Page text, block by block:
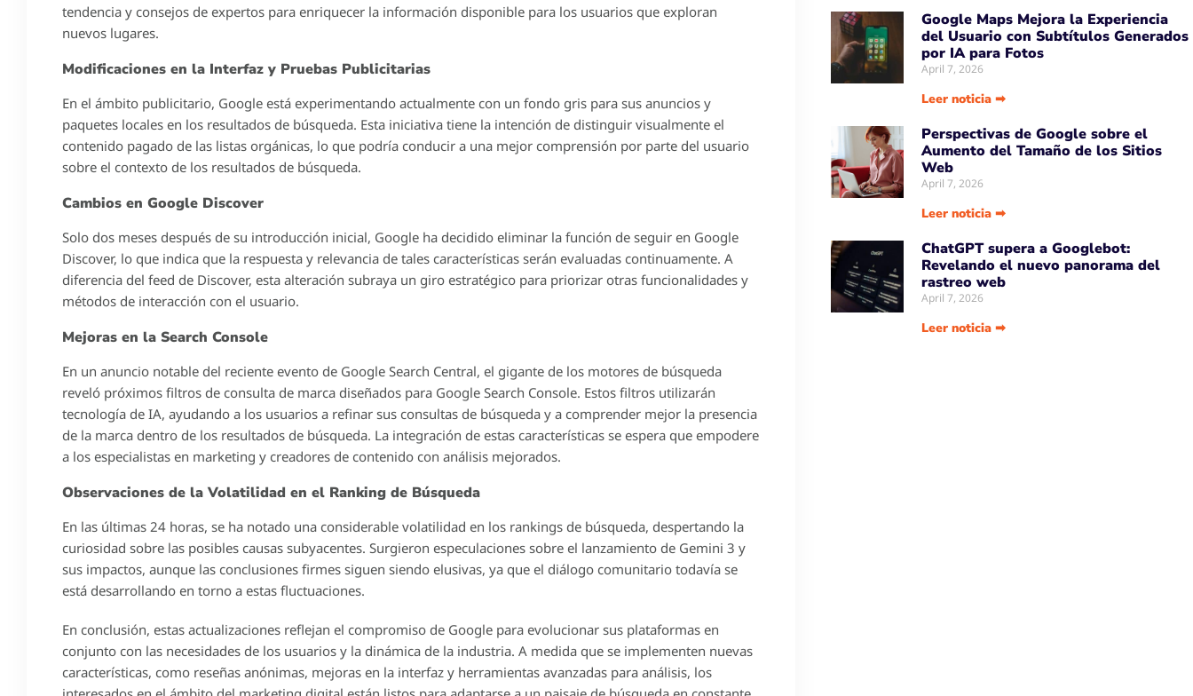
tendencia y consejos de expertos para enriquecer la información disponible para los usuarios que exploran
nuevos lugares.
Modificaciones en la Interfaz y Pruebas Publicitarias
En el ámbito publicitario, Google está experimentando actualmente con un fondo gris para sus anuncios y
paquetes locales en los resultados de búsqueda. Esta iniciativa tiene la intención de distinguir visualmente el
contenido pagado de las listas orgánicas, lo que podría conducir a una mejor comprensión por parte del usuario
sobre el contexto de los resultados de búsqueda.
Cambios en Google Discover
Solo dos meses después de su introducción inicial, Google ha decidido eliminar la función de seguir en Google
Discover, lo que indica que la respuesta y relevancia de tales características serán evaluadas continuamente. A
diferencia del feed de Discover, esta alteración subraya un giro estratégico para priorizar otras funcionalidades y
métodos de interacción con el usuario.
Mejoras en la Search Console
En un anuncio notable del reciente evento de Google Search Central, el gigante de los motores de búsqueda
reveló próximos filtros de consulta de marca diseñados para Google Search Console. Estos filtros utilizarán
tecnología de IA, ayudando a los usuarios a refinar sus consultas de búsqueda y a comprender mejor la presencia
de la marca dentro de los resultados de búsqueda. La integración de estas características se espera que empodere
a los especialistas en marketing y creadores de contenido con análisis mejorados.
Observaciones de la Volatilidad en el Ranking de Búsqueda
En las últimas 24 horas, se ha notado una considerable volatilidad en los rankings de búsqueda, despertando la
curiosidad sobre las posibles causas subyacentes. Surgieron especulaciones sobre el lanzamiento de Gemini 3 y
sus impactos, aunque las conclusiones firmes siguen siendo elusivas, ya que el diálogo comunitario todavía se
está desarrollando en torno a estas fluctuaciones.
En conclusión, estas actualizaciones reflejan el compromiso de Google para evolucionar sus plataformas en
conjunto con las necesidades de los usuarios y la dinámica de la industria. A medida que se implementen nuevas
características, como reseñas anónimas, mejoras en la interfaz y herramientas avanzadas para análisis, los
Google Maps Mejora la Experiencia
del Usuario con Subtítulos Generados
por IA para Fotos
April 7, 2026
Leer noticia ➡
Perspectivas de Google sobre el
Aumento del Tamaño de los Sitios
Web
April 7, 2026
Leer noticia ➡
ChatGPT supera a Googlebot:
Revelando el nuevo panorama del
rastreo web
April 7, 2026
Leer noticia ➡